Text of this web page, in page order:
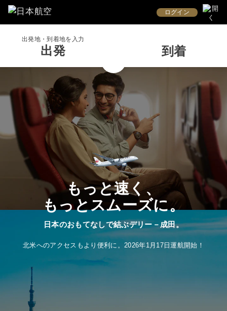
ログイン
出発地・到着地を入力
出発 到着
もっと速く、
もっとスムーズに。
日本のおもてなしで結ぶデリー－成田。
北米へのアクセスもより便利に。2026年1月17日運航開始！